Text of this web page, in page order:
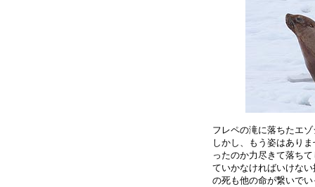
フレペの滝に落ちたエ
しかし、もう姿はあり
ったのか力尽きて落ち
ていかなければいけな
の死も他の命が繋いで